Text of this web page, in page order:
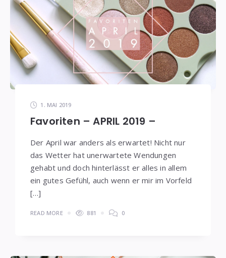
1. MAI 2019
Favoriten – APRIL 2019 –
Der April war anders als erwartet! Nicht nur
das Wetter hat unerwartete Wendungen
gehabt und doch hinterlässt er alles in allem
ein gutes Gefühl, auch wenn er mir im Vorfeld
[…]
READ MORE 881 0